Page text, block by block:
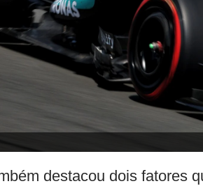
destacou dois fatores